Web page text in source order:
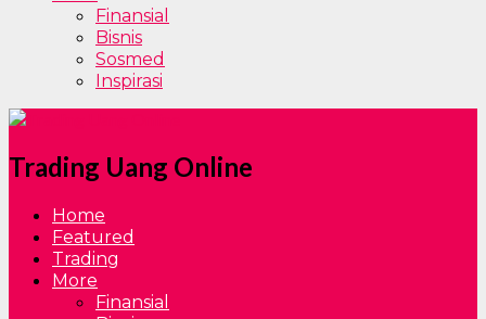
Finansial
Bisnis
Sosmed
Inspirasi
Trading Uang Online
Home
Featured
Trading
More
Finansial